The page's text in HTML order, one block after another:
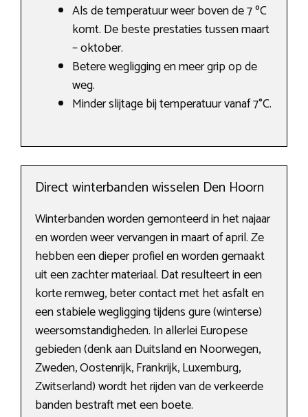
Als de temperatuur weer boven de 7 ºC
komt. De beste prestaties tussen maart
– oktober.
Betere wegligging en meer grip op de
weg.
Minder slijtage bij temperatuur vanaf 7°C.
Direct winterbanden wisselen Den Hoorn
Winterbanden worden gemonteerd in het najaar
en worden weer vervangen in maart of april. Ze
hebben een dieper profiel en worden gemaakt
uit een zachter materiaal. Dat resulteert in een
korte remweg, beter contact met het asfalt en
een stabiele wegligging tijdens gure (winterse)
weersomstandigheden. In allerlei Europese
gebieden (denk aan Duitsland en Noorwegen,
Zweden, Oostenrijk, Frankrijk, Luxemburg,
Zwitserland) wordt het rijden van de verkeerde
banden bestraft met een boete.